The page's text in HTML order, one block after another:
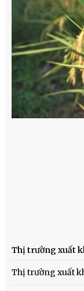
Thị trường xuất
Thị trường xuất